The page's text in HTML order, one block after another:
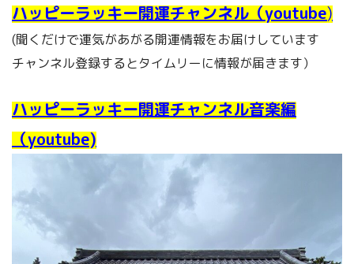
ハッピーラッキー開運チャンネル（youtube)
(聞くだけで運気があがる開運情報をお届けしています
チャンネル登録するとタイムリーに情報が届きます）
ハッピーラッキー開運チャンネル音楽編
（youtube)